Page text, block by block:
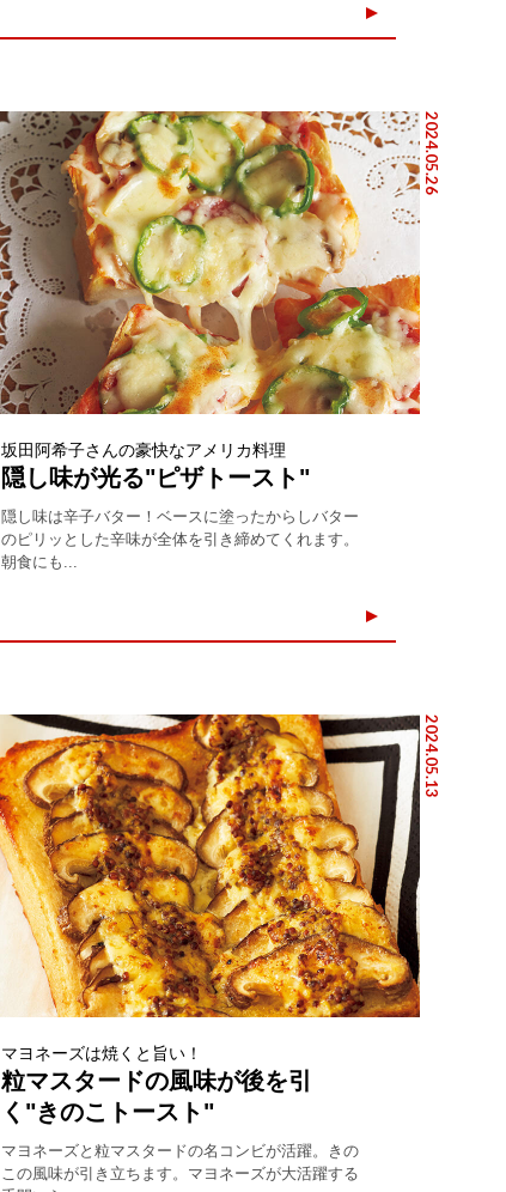
2024.05.26
坂田阿希子さんの豪快なアメリカ料理
隠し味が光る"ピザトースト"
隠し味は辛子バター！ベースに塗ったからしバター
のピリッとした辛味が全体を引き締めてくれます。
朝食にも...
2024.05.13
マヨネーズは焼くと旨い！
粒マスタードの風味が後を引
く"きのこトースト"
マヨネーズと粒マスタードの名コンビが活躍。きの
この風味が引き立ちます。マヨネーズが大活躍する